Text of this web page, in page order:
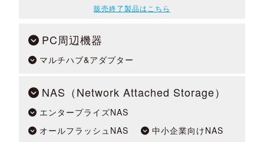
販売終了製品はこちら
PC周辺機器
マルチハブ&アダプター
NAS（Network Attached Storage）
エンタープライズNAS
オールフラッシュNAS
中小企業向けNAS